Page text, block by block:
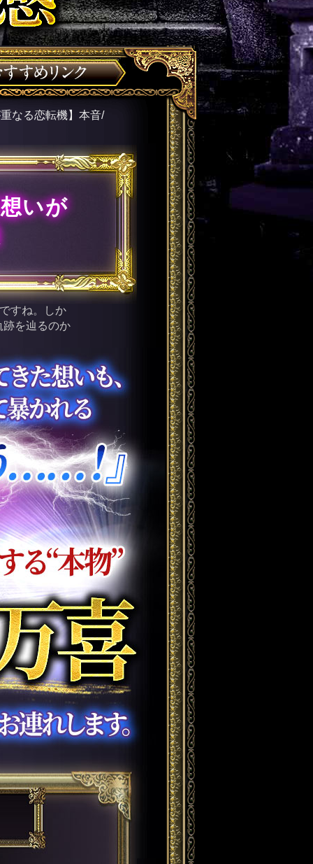
なる恋転機】本音/
いが
すね。しか
跡を辿るのか